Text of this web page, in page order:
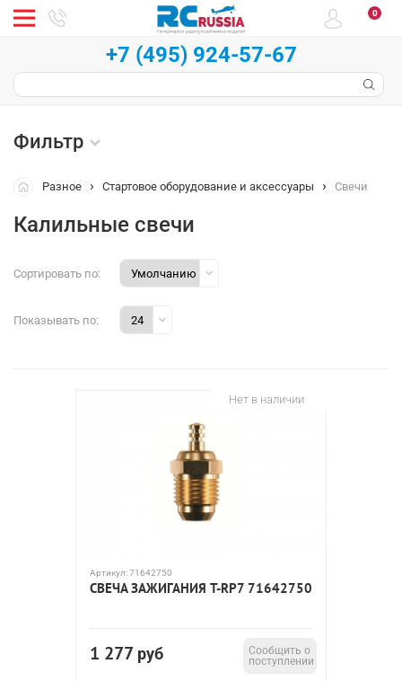
0
+7 (495) 924-57-67
Фильтр
Разное Стартовое оборудование и аксессуары Свечи
Калильные свечи
Сортировать по:
Показывать по:
Нет в наличии
Артикул:71642750
СВЕЧА ЗАЖИГАНИЯ T-RP7 71642750
1 277 руб
Сообщить о
поступлении